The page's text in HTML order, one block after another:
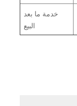
خدمة ما بعد
البيع